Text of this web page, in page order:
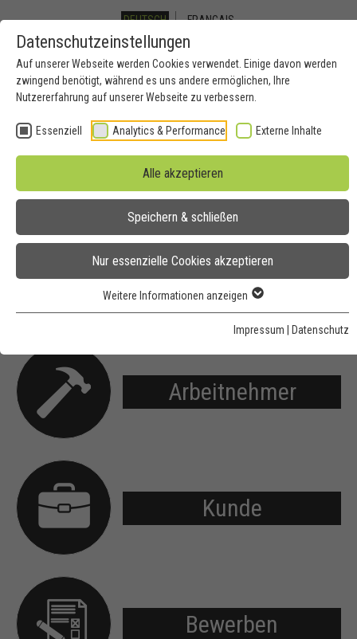
Datenschutzeinstellungen
Auf unserer Webseite werden Cookies verwendet. Einige davon werden
zwingend benötigt, während es uns andere ermöglichen, Ihre
Nutzererfahrung auf unserer Webseite zu verbessern.
Essenziell Analytics & Performance Externe Inhalte
Alle akzeptieren
Speichern & schließen
Nur essenzielle Cookies akzeptieren
Weitere Informationen anzeigen
Impressum Datenschutz
DEUTSCH FRANCAIS
Toggle
navigation
Personal-Leasing für das
Handwerk und die Industrie
Arbeitnehmer
Kunde
Bewerben